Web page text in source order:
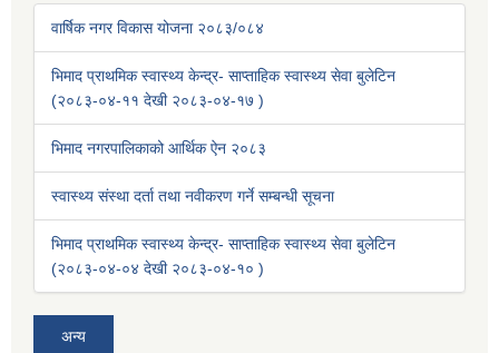
वार्षिक नगर विकास योजना २०८३/०८४
भिमाद प्राथमिक स्वास्थ्य केन्द्र- साप्ताहिक स्वास्थ्य सेवा बुलेटिन
(२०८३-०४-११ देखी २०८३-०४-१७ )
भिमाद नगरपालिकाको आर्थिक ऐन २०८३
स्वास्थ्य संस्था दर्ता तथा नवीकरण गर्ने सम्बन्धी सूचना
भिमाद प्राथमिक स्वास्थ्य केन्द्र- साप्ताहिक स्वास्थ्य सेवा बुलेटिन
(२०८३-०४-०४ देखी २०८३-०४-१० )
अन्य